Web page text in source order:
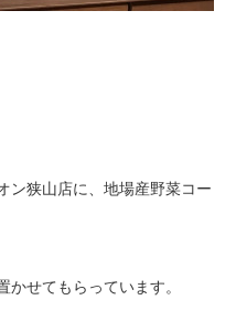
ン狭山店に、地場産野菜コー
せてもらっています。